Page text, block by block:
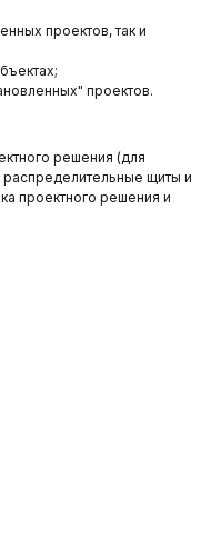
проектов, так и
проектов.
решения (для
щиты и
проектного решения и